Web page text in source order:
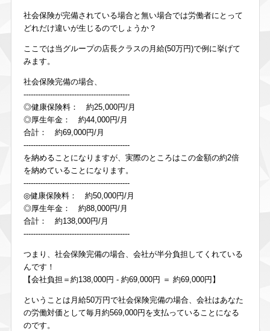
社会保険が完備されている場合と無い場合では労働者にとって
どれだけ違いが生じるのでしょうか？
ここでは当グループの店長クラスの月給(50万円)で例に挙げて
みます。
社会保険完備の場合、
--------------------------------------------
◎健康保険料： 約25,000円/月
◎厚生年金： 約44,000円/月
合計： 約69,000円/月
--------------------------------------------
を納めることになりますが、実際のところはこの金額の約2倍
を納めていることになります。
--------------------------------------------
◎健康保険料： 約50,000円/月
◎厚生年金： 約88,000円/月
合計： 約138,000円/月
--------------------------------------------
つまり、社会保険完備の場合、会社が半分負担してくれている
んです！
【会社負担＝約138,000円 - 約69,000円 ＝ 約69,000円】
ということは月給50万円で社会保険完備の場合、会社はあなた
の労働対価として毎月約569,000円を支払っていることになる
のです。